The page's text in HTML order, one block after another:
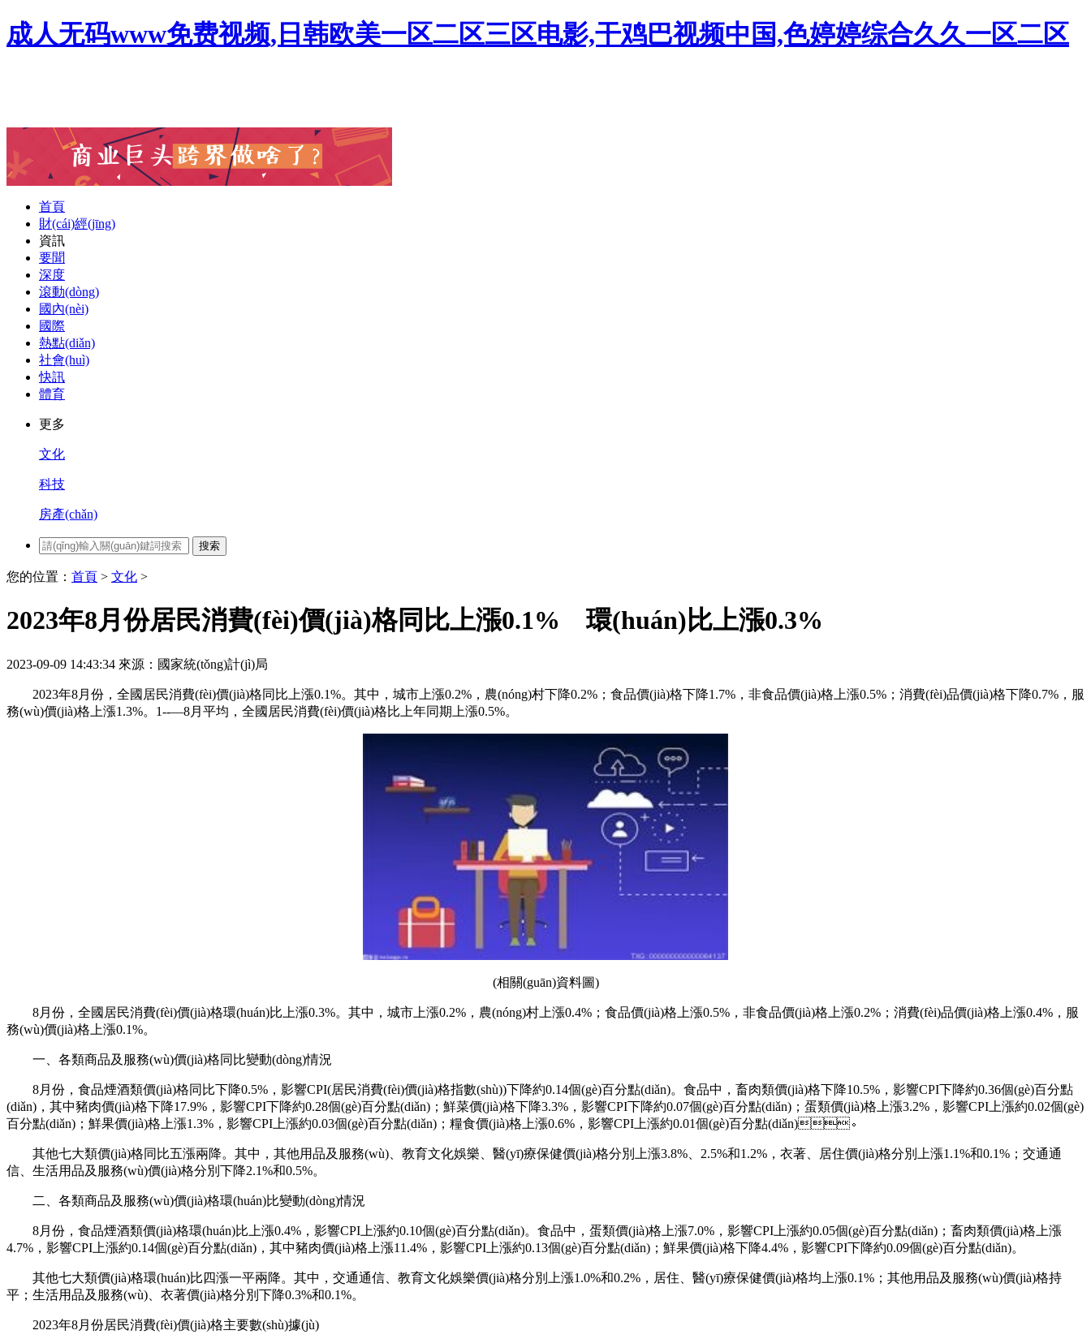
成人无码www免费视频,日韩欧美一区二区三区电影,干鸡巴视频中国,色婷婷综合久久一区二区
首頁
財(cái)經(jīng)
資訊
要聞
深度
滾動(dòng)
國內(nèi)
國際
熱點(diǎn)
社會(huì)
快訊
體育
更多
文化
科技
房產(chǎn)
搜索
您的位置： 首頁 > 文化 >
2023年8月份居民消費(fèi)價(jià)格同比上漲0.1% 環(huán)比上漲0.3%
2023-09-09 14:43:34 來源：國家統(tǒng)計(jì)局
2023年8月份，全國居民消費(fèi)價(jià)格同比上漲0.1%。其中，城市上漲0.2%，農(nóng)村下降0.2%；食品價(jià)格下降1.7%，非食品價(jià)格上漲0.5%；消費(fèi)品價(jià)格下降0.7%，服
務(wù)價(jià)格上漲1.3%。1--—8月平均，全國居民消費(fèi)價(jià)格比上年同期上漲0.5%。
(相關(guān)資料圖)
8月份，全國居民消費(fèi)價(jià)格環(huán)比上漲0.3%。其中，城市上漲0.2%，農(nóng)村上漲0.4%；食品價(jià)格上漲0.5%，非食品價(jià)格上漲0.2%；消費(fèi)品價(jià)格上漲0.4%，服
務(wù)價(jià)格上漲0.1%。
一、各類商品及服務(wù)價(jià)格同比變動(dòng)情況
8月份，食品煙酒類價(jià)格同比下降0.5%，影響CPI(居民消費(fèi)價(jià)格指數(shù))下降約0.14個(gè)百分點(diǎn)。食品中，畜肉類價(jià)格下降10.5%，影響CPI下降約0.36個(gè)百分點
(diǎn)，其中豬肉價(jià)格下降17.9%，影響CPI下降約0.28個(gè)百分點(diǎn)；鮮菜價(jià)格下降3.3%，影響CPI下降約0.07個(gè)百分點(diǎn)；蛋類價(jià)格上漲3.2%，影響CPI上漲約0.02個(gè)
百分點(diǎn)；鮮果價(jià)格上漲1.3%，影響CPI上漲約0.03個(gè)百分點(diǎn)；糧食價(jià)格上漲0.6%，影響CPI上漲約0.01個(gè)百分點(diǎn)。
其他七大類價(jià)格同比五漲兩降。其中，其他用品及服務(wù)、教育文化娛樂、醫(yī)療保健價(jià)格分別上漲3.8%、2.5%和1.2%，衣著、居住價(jià)格分別上漲1.1%和0.1%；交通通
信、生活用品及服務(wù)價(jià)格分別下降2.1%和0.5%。
二、各類商品及服務(wù)價(jià)格環(huán)比變動(dòng)情況
8月份，食品煙酒類價(jià)格環(huán)比上漲0.4%，影響CPI上漲約0.10個(gè)百分點(diǎn)。食品中，蛋類價(jià)格上漲7.0%，影響CPI上漲約0.05個(gè)百分點(diǎn)；畜肉類價(jià)格上漲
4.7%，影響CPI上漲約0.14個(gè)百分點(diǎn)，其中豬肉價(jià)格上漲11.4%，影響CPI上漲約0.13個(gè)百分點(diǎn)；鮮果價(jià)格下降4.4%，影響CPI下降約0.09個(gè)百分點(diǎn)。
其他七大類價(jià)格環(huán)比四漲一平兩降。其中，交通通信、教育文化娛樂價(jià)格分別上漲1.0%和0.2%，居住、醫(yī)療保健價(jià)格均上漲0.1%；其他用品及服務(wù)價(jià)格持
平；生活用品及服務(wù)、衣著價(jià)格分別下降0.3%和0.1%。
2023年8月份居民消費(fèi)價(jià)格主要數(shù)據(jù)